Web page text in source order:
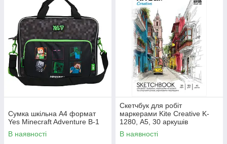
Сумка шкільна А4 формат
Yes Minecraft Adventure В-1
В наявності
Скетчбук для робіт
маркерами Kite Creative K-
1280, А5, 30 аркушів
В наявності